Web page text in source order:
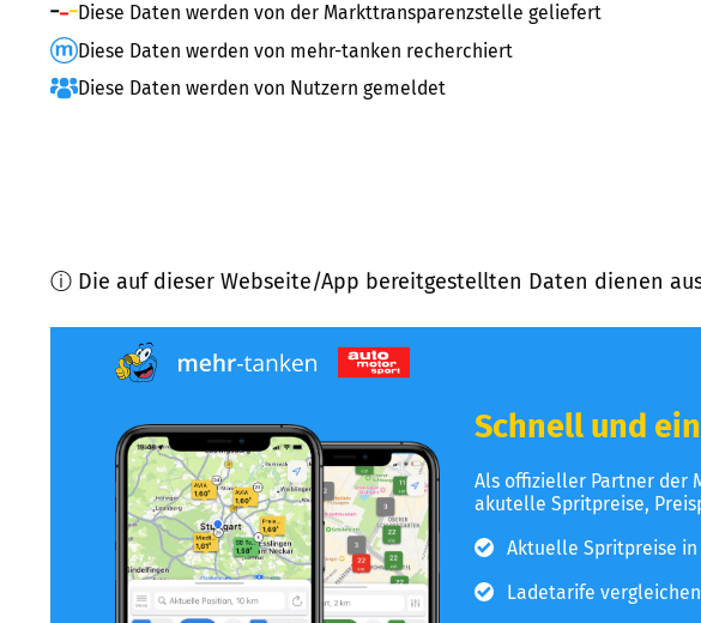
Diese Daten werden von der Markttransparenzstelle geliefert
Diese Daten werden von mehr-tanken recherchiert
Diese Daten werden von Nutzern gemeldet
ⓘ Die auf dieser Webseite/App bereitgestellten Daten dienen
Schnell und
Als offizieller Partner der
akutelle Spritpreise,
Aktuelle Spritpreise
Ladetarife